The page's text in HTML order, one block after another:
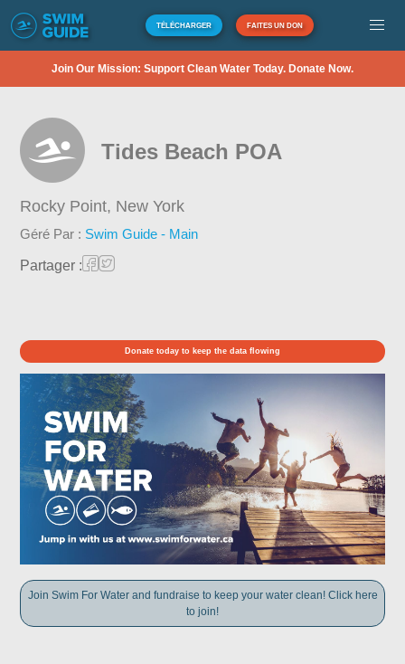
TÉLÉCHARGER FAITES UN DON
Join Our Mission: Support Clean Water Today. Donate Now.
Tides Beach POA
Rocky Point, New York
Géré Par : Swim Guide - Main
Partager :
Donate today to keep the data flowing
Join Swim For Water and fundraise to keep your water clean! Click here
to join!